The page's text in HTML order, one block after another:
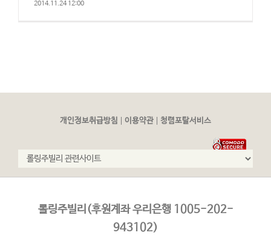
2014.11.24 12:00
개인정보취급방침 이용약관 청렴포탈서비스
롤링주빌리(후원계좌 우리은행 1005-202-
943102)